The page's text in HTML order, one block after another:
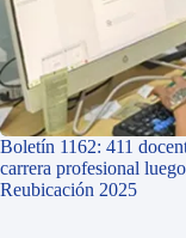
Boletín 1162: 411
carrera profesional
Reubicación 2025